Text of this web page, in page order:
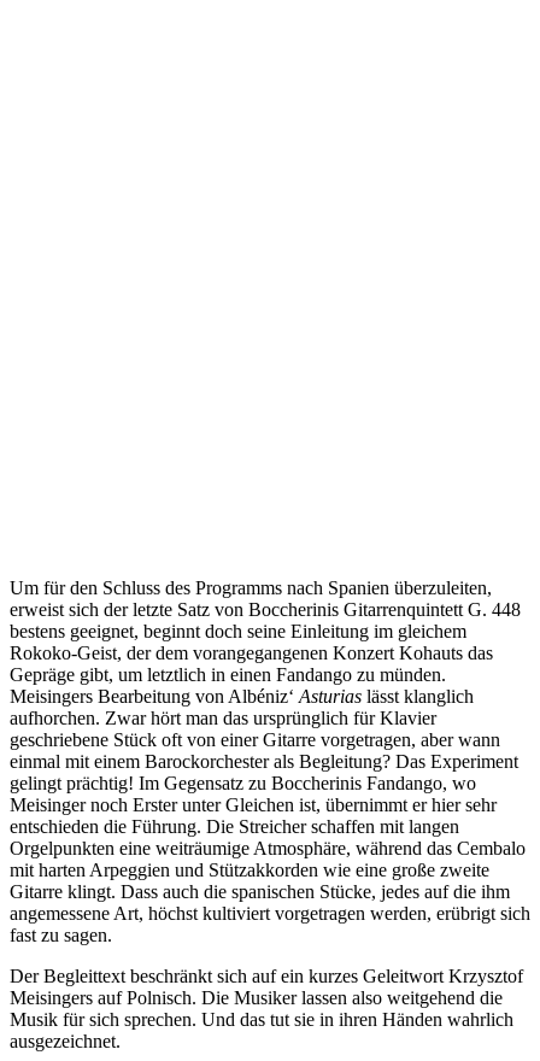
Um für den Schluss des Programms nach Spanien überzuleiten,
erweist sich der letzte Satz von Boccherinis Gitarrenquintett G. 448
bestens geeignet, beginnt doch seine Einleitung im gleichem
Rokoko-Geist, der dem vorangegangenen Konzert Kohauts das
Gepräge gibt, um letztlich in einen Fandango zu münden.
Meisingers Bearbeitung von Albéniz‘ Asturias lässt klanglich
aufhorchen. Zwar hört man das ursprünglich für Klavier
geschriebene Stück oft von einer Gitarre vorgetragen, aber wann
einmal mit einem Barockorchester als Begleitung? Das Experiment
gelingt prächtig! Im Gegensatz zu Boccherinis Fandango, wo
Meisinger noch Erster unter Gleichen ist, übernimmt er hier sehr
entschieden die Führung. Die Streicher schaffen mit langen
Orgelpunkten eine weiträumige Atmosphäre, während das Cembalo
mit harten Arpeggien und Stützakkorden wie eine große zweite
Gitarre klingt. Dass auch die spanischen Stücke, jedes auf die ihm
angemessene Art, höchst kultiviert vorgetragen werden, erübrigt sich
fast zu sagen.
Der Begleittext beschränkt sich auf ein kurzes Geleitwort Krzysztof
Meisingers auf Polnisch. Die Musiker lassen also weitgehend die
Musik für sich sprechen. Und das tut sie in ihren Händen wahrlich
ausgezeichnet.